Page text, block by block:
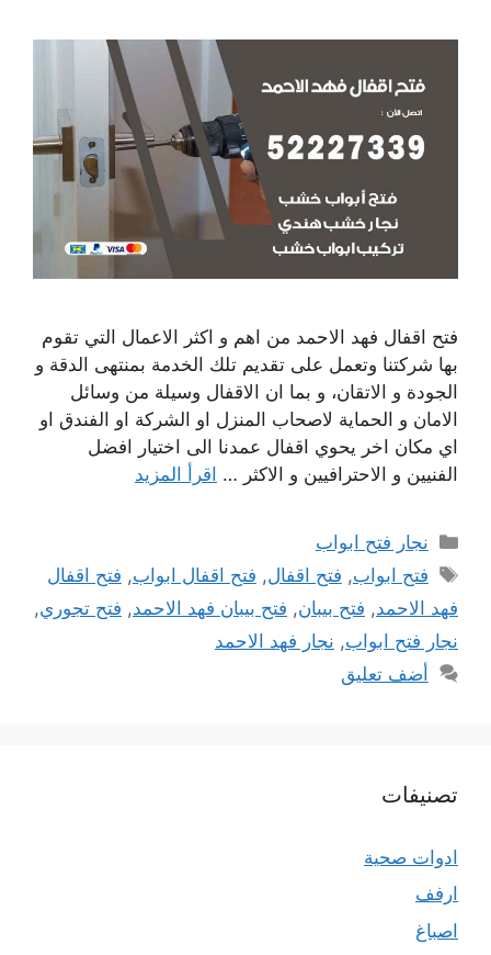
فتح اقفال فهد الاحمد من اهم و اكثر الاعمال التي تقوم
بها شركتنا وتعمل على تقديم تلك الخدمة بمنتهى الدقة و
الجودة و الاتقان، و بما ان الاقفال وسيلة من وسائل
الامان و الحماية لاصحاب المنزل او الشركة او الفندق او
اي مكان اخر يحوي اقفال عمدنا الى اختيار افضل
الفنيين و الاحترافيين و الاكثر … اقرأ المزيد
التصنيفات
نجار فتح ابواب
الوسوم
فتح ابواب, فتح اقفال, فتح اقفال ابواب, فتح اقفال
فهد الاحمد, فتح بيبان, فتح بيبان فهد الاحمد, فتح تجوري,
نجار فتح ابواب, نجار فهد الاحمد
أضف تعليق
تصنيفات
ادوات صحية
ارفف
اصباغ